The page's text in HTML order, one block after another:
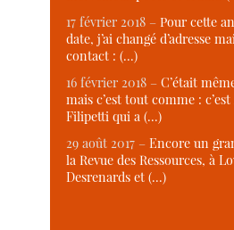
17 février 2018 –Pour cette
date, j’ai changé d’adresse
contact : (…)
16 février 2018 –C’était
mais c’est tout comme :
Filipetti qui a (…)
29 août 2017 –Encore un
la Revue des Ressources, à
Desrenards et (…)